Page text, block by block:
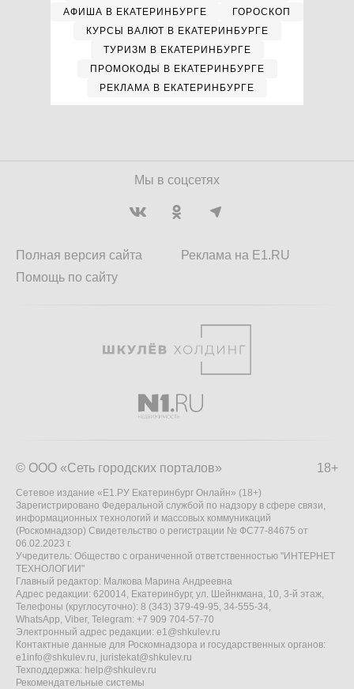
АФИША В ЕКАТЕРИНБУРГЕ
ГОРОСКОП
КУРСЫ ВАЛЮТ В ЕКАТЕРИНБУРГЕ
ТУРИЗМ В ЕКАТЕРИНБУРГЕ
ПРОМОКОДЫ В ЕКАТЕРИНБУРГЕ
РЕКЛАМА В ЕКАТЕРИНБУРГЕ
Мы в соцсетях
Полная версия сайта
Помощь по сайту
Реклама на E1.RU
18+
© ООО «Сеть городских порталов»
Сетевое издание «Е1.РУ Екатеринбург Онлайн» (18+)
Зарегистрировано Федеральной службой по надзору в сфере связи,
информационных технологий и массовых коммуникаций
(Роскомнадзор) Свидетельство о регистрации № ФС77-84675 от
06.02.2023 г.
Учредитель: Общество с ограниченной ответственностью "ИНТЕРНЕТ
ТЕХНОЛОГИИ"
Главный редактор: Малкова Марина Андреевна
Адрес редакции: 620014, Екатеринбург, ул. Шейнкмана, 10, 3-й этаж,
Телефоны (круглосуточно): 8 (343) 379-49-95, 34-555-34,
WhatsApp, Viber, Telegram: +7 909 704-57-70
Электронный адрес редакции: e1@shkulev.ru
Контактные данные для Роскомнадзора и государственных органов:
e1info@shkulev.ru, juristekat@shkulev.ru
Техподдержка: help@shkulev.ru
Рекомендательные системы